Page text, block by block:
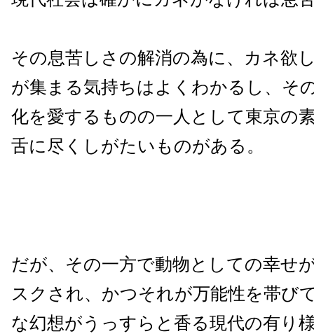
その息苦しさの解消の為に、カネ欲
が集まる気持ちはよくわかるし、そ
化を愛するものの一人として東京の
舌に尽くしがたいものがある。
だが、その一方で動物としての幸せ
スクされ、かつそれが万能性を帯び
な幻想がうっすらと香る現代の有り